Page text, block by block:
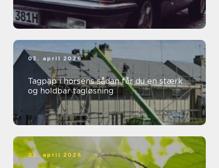
03. april 2026
Tagpap i horsens sådan får du en stærk
og holdbar tagløsning
02. april 2026